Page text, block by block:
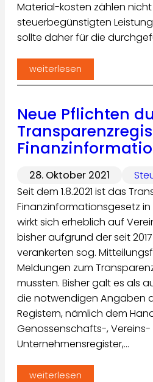
Material-kosten zählen
steuerbegünstigten
sollte daher für die
weiterlesen
Neue Pflichten
28. Oktober 2021
Seit dem 1.8.2021 ist das
Finanzinformationsgesetz in
wirkt sich erheblich auf
bisher aufgrund der seit
verankerten sog.
Meldungen zum
mussten. Bisher galt es als
die notwendigen Angaben
Registern, nämlich dem
Genossenschafts-,
Unternehmensregister,…
weiterlesen